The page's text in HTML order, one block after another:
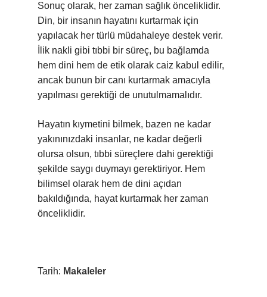
Sonuç olarak, her zaman sağlık önceliklidir.
Din, bir insanın hayatını kurtarmak için
yapılacak her türlü müdahaleye destek verir.
İlik nakli gibi tıbbi bir süreç, bu bağlamda
hem dini hem de etik olarak caiz kabul edilir,
ancak bunun bir canı kurtarmak amacıyla
yapılması gerektiği de unutulmamalıdır.
Hayatın kıymetini bilmek, bazen ne kadar
yakınınızdaki insanlar, ne kadar değerli
olursa olsun, tıbbi süreçlere dahi gerektiği
şekilde saygı duymayı gerektiriyor. Hem
bilimsel olarak hem de dini açıdan
bakıldığında, hayat kurtarmak her zaman
önceliklidir.
Tarih: Makaleler